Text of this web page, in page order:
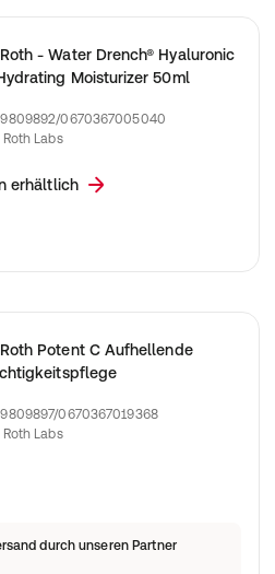
- Water Drench® Hyaluronic
Moisturizer 50ml
0670367005040
Labs
erhältlich
Potent C Aufhellende
0670367019368
Labs
ungleichmäßigen Teint und braune
durch unseren Partner